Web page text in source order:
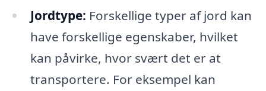
Jordtype: Forskellige typer af jord kan
have forskellige egenskaber, hvilket
kan påvirke, hvor svært det er at
transportere. For eksempel kan